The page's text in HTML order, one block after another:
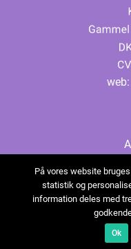
web:
På vores website
statistik og
information deles med
Ok